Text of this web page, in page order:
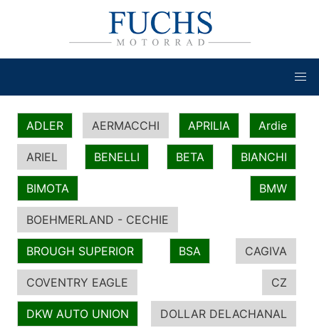
ADLER AERMACCHI APRILIA Ardie
ARIEL BENELLI BETA BIANCHI
BIMOTA BMW
BOEHMERLAND - CECHIE
BROUGH SUPERIOR BSA CAGIVA
COVENTRY EAGLE CZ
DKW AUTO UNION DOLLAR DELACHANAL